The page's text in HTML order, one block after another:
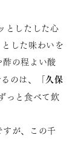
としたした心
した味わいを
の程よい酸
のは、「久保
っと食べて飲
が、この千